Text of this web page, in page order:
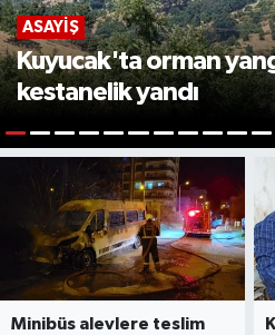
ASAYIŞ
Kuyucak'ta orman
kestanelik yandı
1 2 3 4 5 6 7 8 9 10
Minibüs alevlere teslim